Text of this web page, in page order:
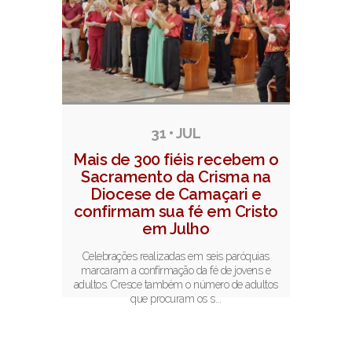
31 • JUL
Mais de 300 fiéis recebem o
Sacramento da Crisma na
Diocese de Camaçari e
confirmam sua fé em Cristo
em Julho
Celebrações realizadas em seis paróquias
marcaram a confirmação da fé de jovens e
adultos. Cresce também o número de adultos
que procuram os s...